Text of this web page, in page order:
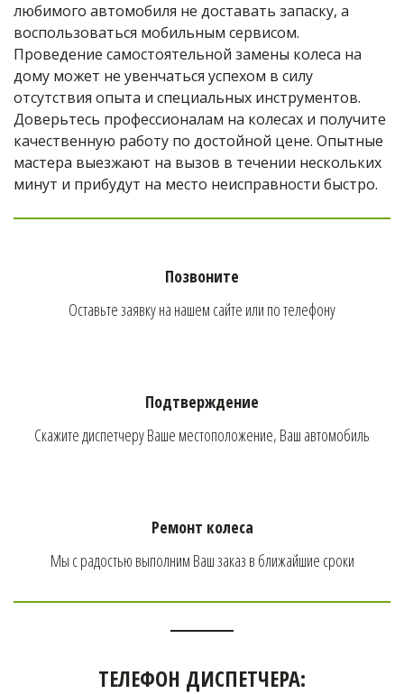
любимого автомобиля не доставать запаску, а
воспользоваться мобильным сервисом.
Проведение самостоятельной замены колеса на
дому может не увенчаться успехом в силу
отсутствия опыта и специальных инструментов.
Доверьтесь профессионалам на колесах и получите
качественную работу по достойной цене. Опытные
мастера выезжают на вызов в течении нескольких
минут и прибудут на место неисправности быстро.
Позвоните
Оставьте заявку на нашем сайте или по телефону
Подтверждение
Скажите диспетчеру Ваше местоположение, Ваш автомобиль
Ремонт колеса
Мы с радостью выполним Ваш заказ в ближайшие сроки
ТЕЛЕФОН ДИСПЕТЧЕРА: